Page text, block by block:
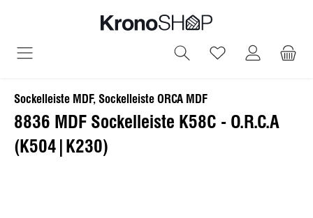
Du hast 0
Sockelleiste MDF, Sockelleiste ORCA MDF
8836 MDF Sockelleiste K58C - O.R.C.A
(K504|K230)